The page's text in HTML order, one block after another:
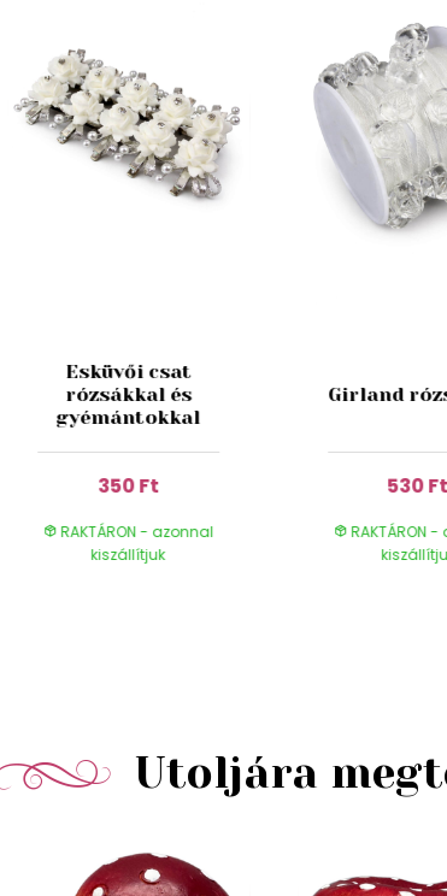
Esküvői csat
rózsákkal és
gyémántokkal
350 Ft
RAKTÁRON - azonnal
kiszállítjuk
Girland
530 Ft
RAKTÁRON
Utoljára